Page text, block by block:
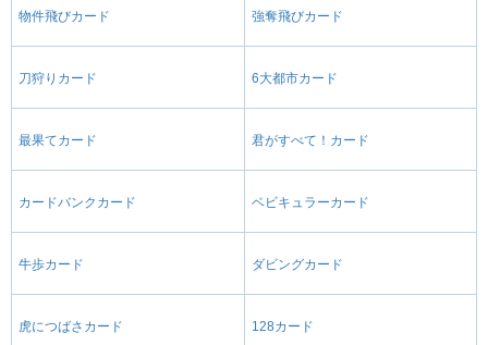
物件飛びカード 強奪飛びカード
刀狩りカード 6大都市カード
最果てカード 君がすべて！カード
カードバンクカード ベビキュラーカード
牛歩カード ダビングカード
虎につばさカード 128カード